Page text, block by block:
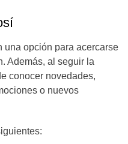
una opción para acercarse
Además, al seguir la
conocer novedades,
o nuevos